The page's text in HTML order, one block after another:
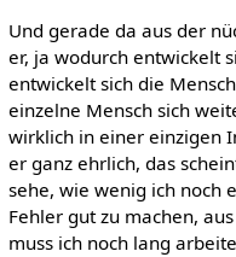
Und gerade da aus der
er, ja wodurch entwickelt
entwickelt sich die
einzelne Mensch sich
wirklich in einer einzigen
er ganz ehrlich, das
sehe, wie wenig ich noch
Fehler gut zu machen,
muss ich noch lang